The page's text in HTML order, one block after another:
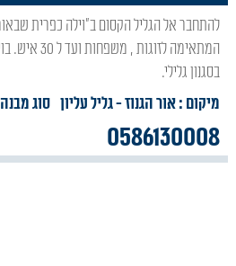
להתחבר אל הגליל הקסום ב"וילה כפרית שבאור הגנוז", הוילה החדשה
המתאימה
בסגנון גלילי.
מיקום : אור הגנוז- גליל עליון סוג
0586130008